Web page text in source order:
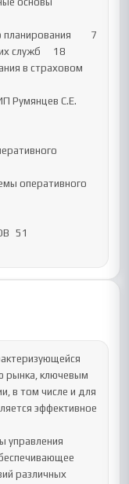
7
18
в страховом
Румянцев С.Е.
оперативного
рынка, ключевым
в том числе и для
эффективное
управления
различных